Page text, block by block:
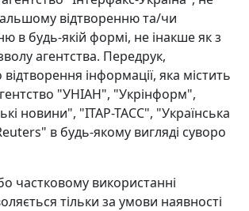
відтворенню та/чи
в будь-якій формі, не інакше як з
агентства. Передрук,
інформації, яка містить
"УНІАН", "Укрінформ",
новини", "ІТАР-ТАСС", "Українська
в будь-якому вигляді суворо
частковому використанні
тільки за умови наявності